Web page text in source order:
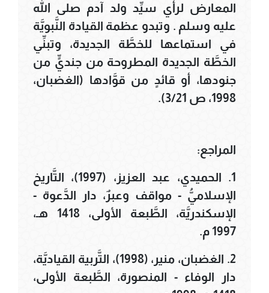
المعارض لرأي سيِّد ولد آدم صلى الله
عليه وسلم . وتبدو عظمة القيادة النَّبويَّة
في استماعها للخطَّة الجديدة، وتبنِّي
الخطَّة الجديدة المطروحة من جنديٍّ من
جنودها، أو قائدٍ من قوَّادها (الغضبان،
1998، ص 3/21).
المراجع:
1. الحميدي، عبد العزيز، (1997)، التَّاريخ
الإسلاميُّ - مواقف وعبرٌ، دار الدَّعوة -
الإسكندريَّة، الطَّبعة الأولى، 1418 هـ،
1997 م.
2. الغضبان، منير، (1998)، التَّربية القياديَّة،
دار الوفاء - المنصورة، الطَّبعة الأولى،